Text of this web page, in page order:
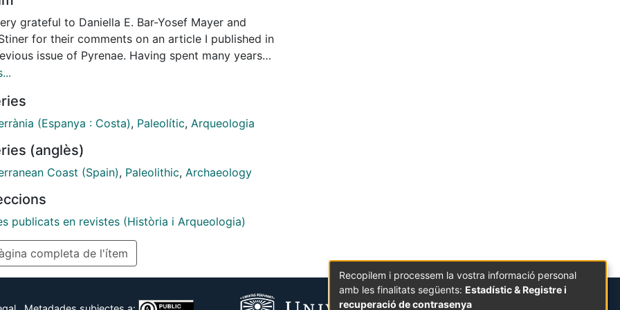
grateful to Daniella E. Bar-Yosef Mayer and
for their comments on an article I published in
issue of Pyrenae. Having spent many years
with coastal sites in South Africa and now
from these two well-known archaeologists
dedicated years of hard work in this later part
me to bring new contexts to some of the (old)
I have pursued in South Africa, an exercise that
interests to the Mediterranean region.
(Espanya : Costa), Paleolític, Arqueologia
(anglès)
Coast (Spain), Paleolithic, Archaeology
publicats en revistes (Història i Arqueologia)
completa de l'ítem
Recopilem i processem la vostra informació personal
amb les finalitats següents: Estadístic & Registre i
recuperació de contrasenya